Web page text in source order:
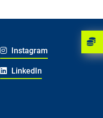
Instagram
LinkedIn